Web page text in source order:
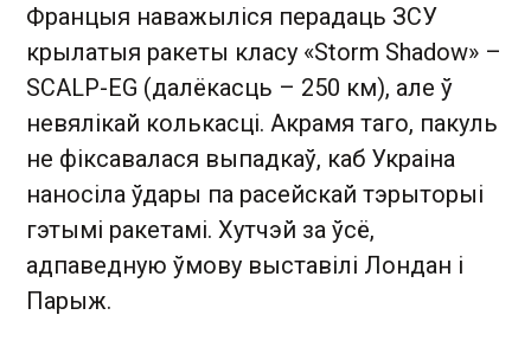
Францыя наважыліся перадаць ЗСУ
крылатыя ракеты класу «Storm Shadow» –
SCALP-EG (далёкасць – 250 км), але ў
невялікай колькасці. Акрамя таго, пакуль
не фіксавалася выпадкаў, каб Украіна
наносіла ўдары па расейскай тэрыторыі
гэтымі ракетамі. Хутчэй за ўсё,
адпаведную ўмову выставілі Лондан і
Парыж.